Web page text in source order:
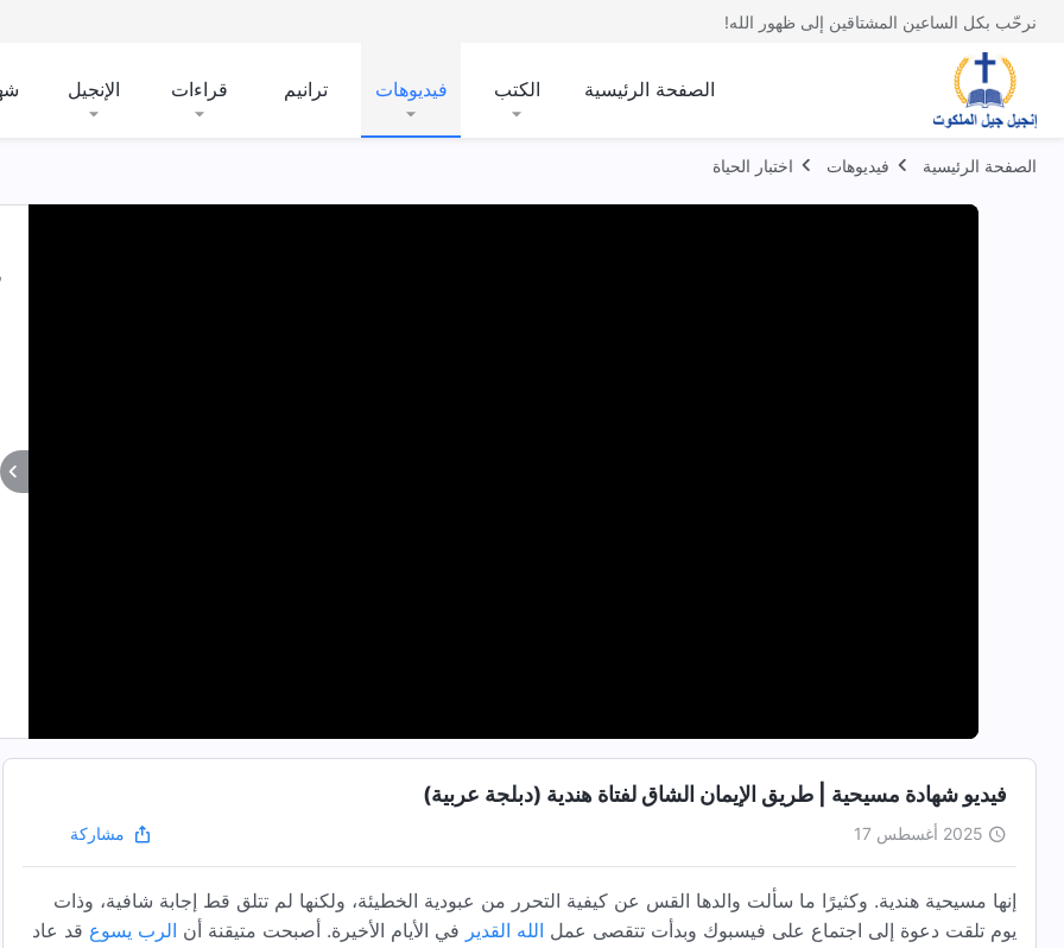
نرحّب بكل الساعين المشتاقين إلى ظهور الله!
الصفحة الرئيسية الكتب فيديوهات ترانيم قراءات الإنجيل
الصفحة الرئيسية فيديوهات اختبار الحياة
فيديو شهادة مسيحية | طريق الإيمان الشاق لفتاة هندية (دبلجة عربية)
2025 أغسطس 17 مشاركة
إنها مسيحية هندية. وكثيرًا ما سألت والدها القس عن كيفية التحرر من عبودية الخطيئة، ولكنها لم تتلق قط إجابة شافية، وذات
يوم تلقت دعوة إلى اجتماع على فيسبوك وبدأت تتقصى عمل الله القدير في الأيام الأخيرة. أصبحت متيقنة أن الرب يسوع قد عاد